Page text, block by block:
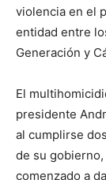
violencia en el
entidad entre
Generación y
El
presidente
al cumplirse
de su
comenzado a